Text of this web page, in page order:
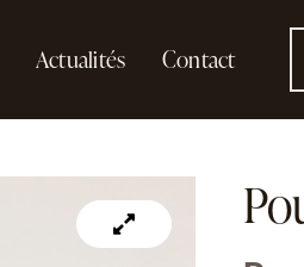
Actualités Contact